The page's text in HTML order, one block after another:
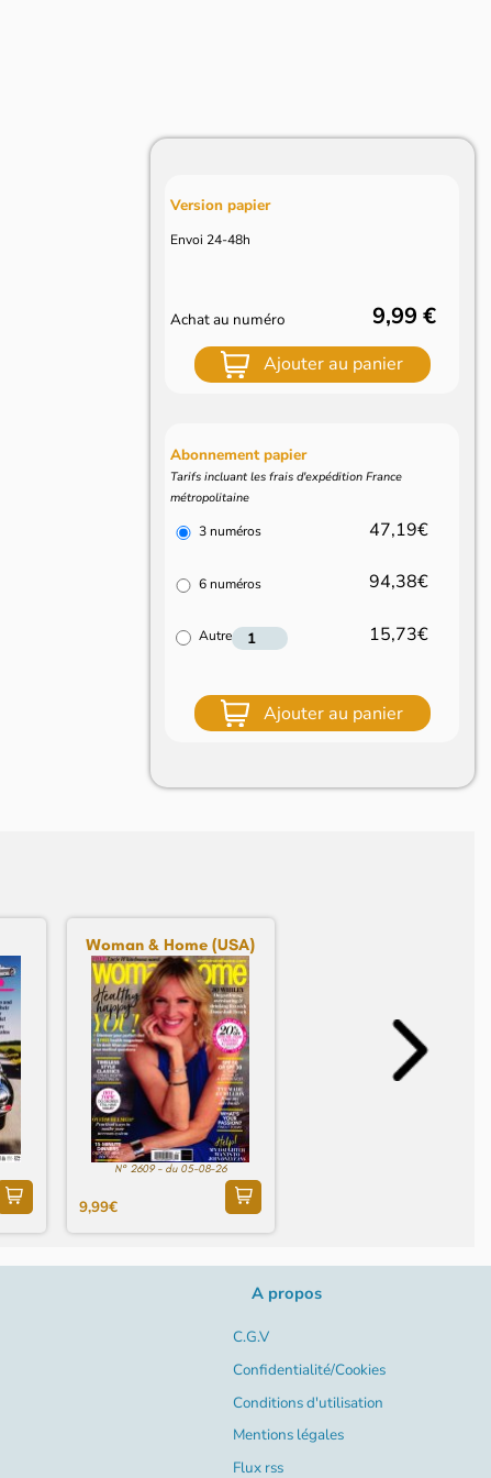
Version papier
Envoi 24-48h
Achat au numéro 9,99 €
Ajouter au panier
Abonnement papier
Tarifs incluant les frais d'expédition France
métropolitaine
3 numéros 47,19€
6 numéros 94,38€
Autre 15,73€
Ajouter au panier
Woman & Home (USA)
N° 2609 - du 05-08-26
9,99€
A propos
C.G.V
Confidentialité/Cookies
Conditions d'utilisation
Mentions légales
Flux rss